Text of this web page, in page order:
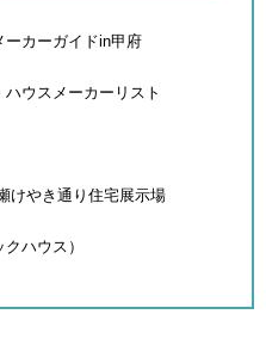
ーカーガイドin甲府
ウスメーカーリスト
けやき通り住宅展示場
ハウス）